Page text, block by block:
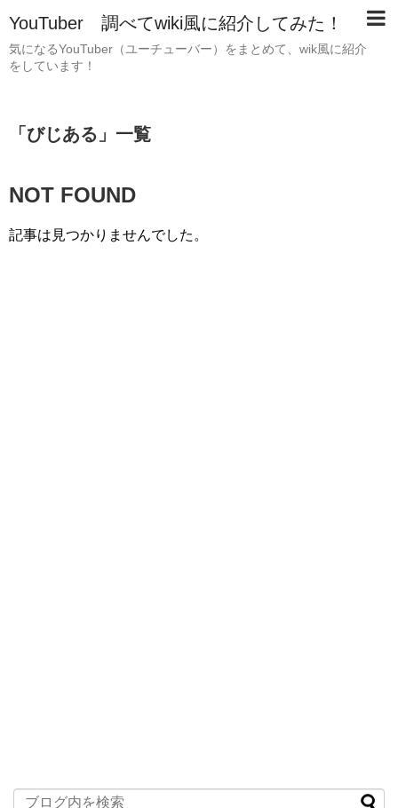
YouTuber 調べてwiki風に紹介してみた！
気になるYouTuber（ユーチューバー）をまとめて、wik風に紹介
をしています！
「 びじある 」 一覧
NOT FOUND
記事は見つかりませんでした。